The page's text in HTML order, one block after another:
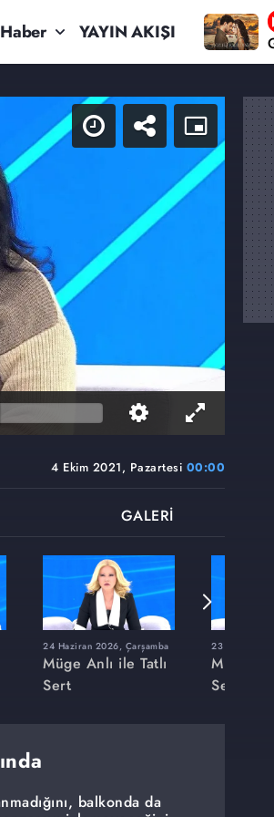
YAYIN AKIŞI
4 Ekim 2021, Pazartesi 00:00
GALERİ
24 Haziran 2026, Çarşamba
Müge Anlı ile Tatlı
Sert
23 Haziran
Müge
Sert
balkonda da